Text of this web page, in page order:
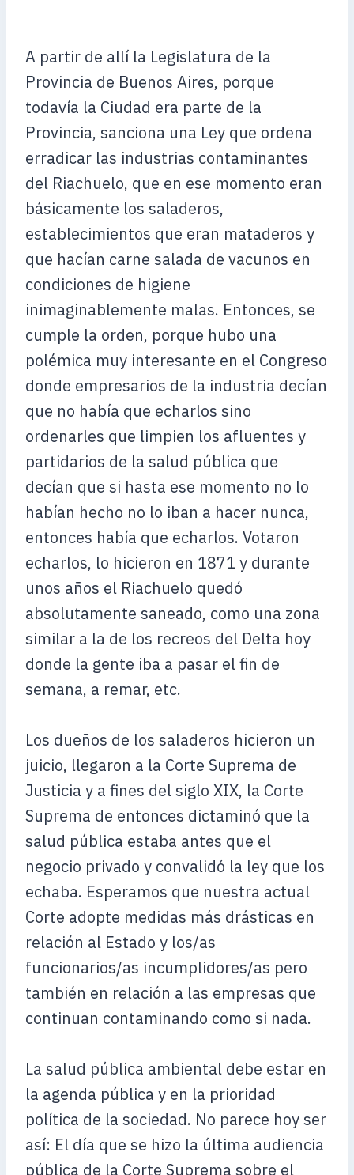
A partir de allí la Legislatura de la
Provincia de Buenos Aires, porque
todavía la Ciudad era parte de la
Provincia, sanciona una Ley que ordena
erradicar las industrias contaminantes
del Riachuelo, que en ese momento eran
básicamente los saladeros,
establecimientos que eran mataderos y
que hacían carne salada de vacunos en
condiciones de higiene
inimaginablemente malas. Entonces, se
cumple la orden, porque hubo una
polémica muy interesante en el Congreso
donde empresarios de la industria decían
que no había que echarlos sino
ordenarles que limpien los afluentes y
partidarios de la salud pública que
decían que si hasta ese momento no lo
habían hecho no lo iban a hacer nunca,
entonces había que echarlos. Votaron
echarlos, lo hicieron en 1871 y durante
unos años el Riachuelo quedó
absolutamente saneado, como una zona
similar a la de los recreos del Delta hoy
donde la gente iba a pasar el fin de
semana, a remar, etc.
Los dueños de los saladeros hicieron un
juicio, llegaron a la Corte Suprema de
Justicia y a fines del siglo XIX, la Corte
Suprema de entonces dictaminó que la
salud pública estaba antes que el
negocio privado y convalidó la ley que los
echaba. Esperamos que nuestra actual
Corte adopte medidas más drásticas en
relación al Estado y los/as
funcionarios/as incumplidores/as pero
también en relación a las empresas que
continuan contaminando como si nada.
La salud pública ambiental debe estar en
la agenda pública y en la prioridad
política de la sociedad. No parece hoy ser
así: El día que se hizo la última audiencia
pública de la Corte Suprema sobre el